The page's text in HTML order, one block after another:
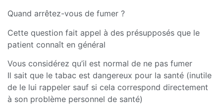
Quand arrêtez-vous de fumer ?
Cette question fait appel à des présupposés que le
patient connaît en général
Vous considérez qu’il est normal de ne pas fumer
Il sait que le tabac est dangereux pour la santé (inutile
de le lui rappeler sauf si cela correspond directement
à son problème personnel de santé)